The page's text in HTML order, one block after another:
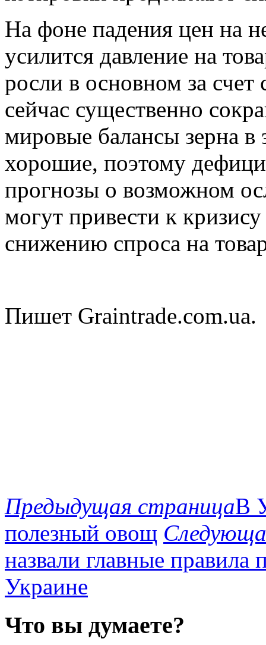
На фоне падения цен на
усилится давление на
росли в основном за счет
сейчас существенно
мировые балансы зерна в
хорошие, поэтому
прогнозы о возможном
могут привести к
снижению спроса на
Пишет Graintrade.com.ua.
Предыдущая страницаВ
полезный овощ
назвали главные правила
Украине
Что вы думаете?